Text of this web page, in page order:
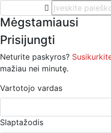
Mėgstamiausi
Prisijungti
Neturite paskyros?
mažiau nei minutę.
Vartotojo vardas
Slaptažodis